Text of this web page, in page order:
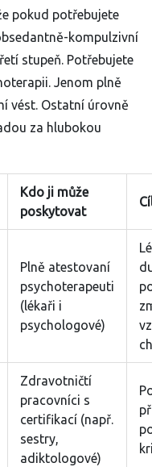
pokud potřebujete
kompulzivní
stupeň. Potřebujete
Jenom plně
vést. Ostatní úrovně
za hlubokou
Kdo ji může
poskytovat
Plně atestovaní
psychoterapeuti
(lékaři i
psychologové)
Zdravotničtí
pracovníci s
certifikací (např.
sestry,
adiktologové)